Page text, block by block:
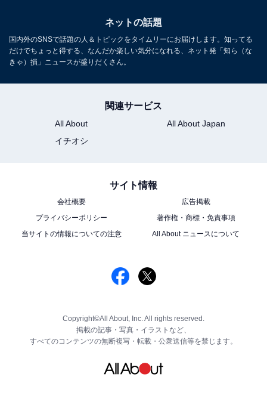
ネットの話題
国内外のSNSで話題の人＆トピックをタイムリーにお届けします。知ってる
だけでちょっと得する、なんだか楽しい気分になれる、ネット発「知ら（な
きゃ）損」ニュースが盛りだくさん。
関連サービス
All About
All About Japan
イチオシ
サイト情報
会社概要
広告掲載
プライバシーポリシー
著作権・商標・免責事項
当サイトの情報についての注意
All About ニュースについて
Copyright©All About, Inc. All rights reserved.
掲載の記事・写真・イラストなど、
すべてのコンテンツの無断複写・転載・公衆送信等を禁じます。